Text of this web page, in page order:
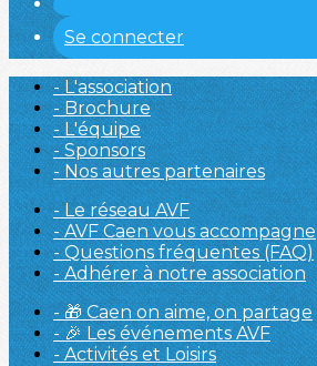
Se connecter
- L'association
- Brochure
- L'équipe
- Sponsors
- Nos autres partenaires
- Le réseau AVF
- AVF Caen vous accompagne
- Questions fréquentes (FAQ)
- Adhérer à notre association
- 🎁 Caen on aime, on partage
- 🎉 Les événements AVF
- Activités et Loisirs